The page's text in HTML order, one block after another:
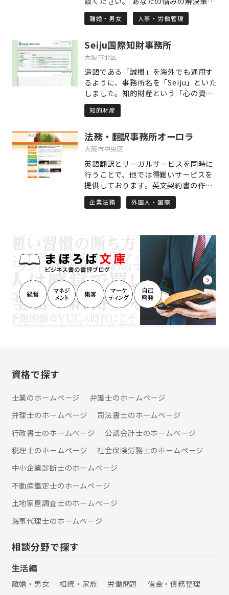
あなたとともに見つけ出す、私たちは
そんな弁護士です。 ○コンセプト1
た時点で、とりうるベストの対策は何
かを綿密に検討し、すぐに対応する、
考えています。 ○コンセプト2 「気
軽に相談できる環境づくり」 私たち
は、数多くの労務問題、離婚・相続等
家事事件を解決に導いている一方で、
損害保険会社と提携して交通事故事案
を数多く取り扱っている経験から、交
通事故事案実務に自信があります。 ま
た、労働事件についても多くの経験を
有し、強みを有しております。 さら
に、刑事事件についても多くの事例を
取り扱っています。 ご相談者様の幅広
いお悩み事を法的に整理し、解決する
ことが私たちの目的です。 ○コンセプ
早ければ、解決が容易であったケース
が枚挙に暇がありません。 あるべきゴ
ールあるいは妥結点を見据えて、適切
な打ち手を出し続けていくこと。そう
してご相談者様を導きながら歩みを共
にすることが私たちの役割です。
離婚・男女 人事・労働管理
Seiju国際知財事務所
大阪市北区
造語である「誠樹」を海外でも通用す
るように、事務所名を「Seiju」といた
しました。知的財産という「心の資
産」を扱うには「誠意」が最も大切で
す。クライアント様の業績が「樹木」
ことを祈念して、誠実に業務に取り組
みます。気づきを促す研修の実施、マ
願、経営者の皆様への知財サポート等
により、クライアント様の潜在力を生
かすことを心がけています。
知的財産
法務・翻訳事務所オーロラ
大阪市中央区
英語翻訳とリーガルサービスを同時に
行うことで、他では得難いサービスを
提供しております。英文契約書の作成
（ドラフト）、英語によるビザのアド
バイスなどがその一例です。契約書の
に活かされるというように、業務間で
相乗効果が生み出されて日々価値を高
めている当事務所が、ビジネス促進、
問題解決などにご協力します。
企業法務 外国人・国際
資格で探す
士業のホームぺージ
弁護士のホームぺージ
弁理士のホームぺージ
司法書士のホームぺージ
行政書士のホームぺージ
公認会計士のホームぺージ
税理士のホームぺージ
社会保険労務士のホームぺージ
中小企業診断士のホームぺージ
不動産鑑定士のホームぺージ
土地家屋調査士のホームぺージ
海事代理士のホームぺージ
相談分野で探す
生活編
離婚・男女 相続・家族 労働問題
借金・債務整理